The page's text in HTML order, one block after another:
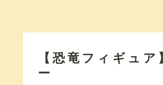
【恐竜フィギュ
ー